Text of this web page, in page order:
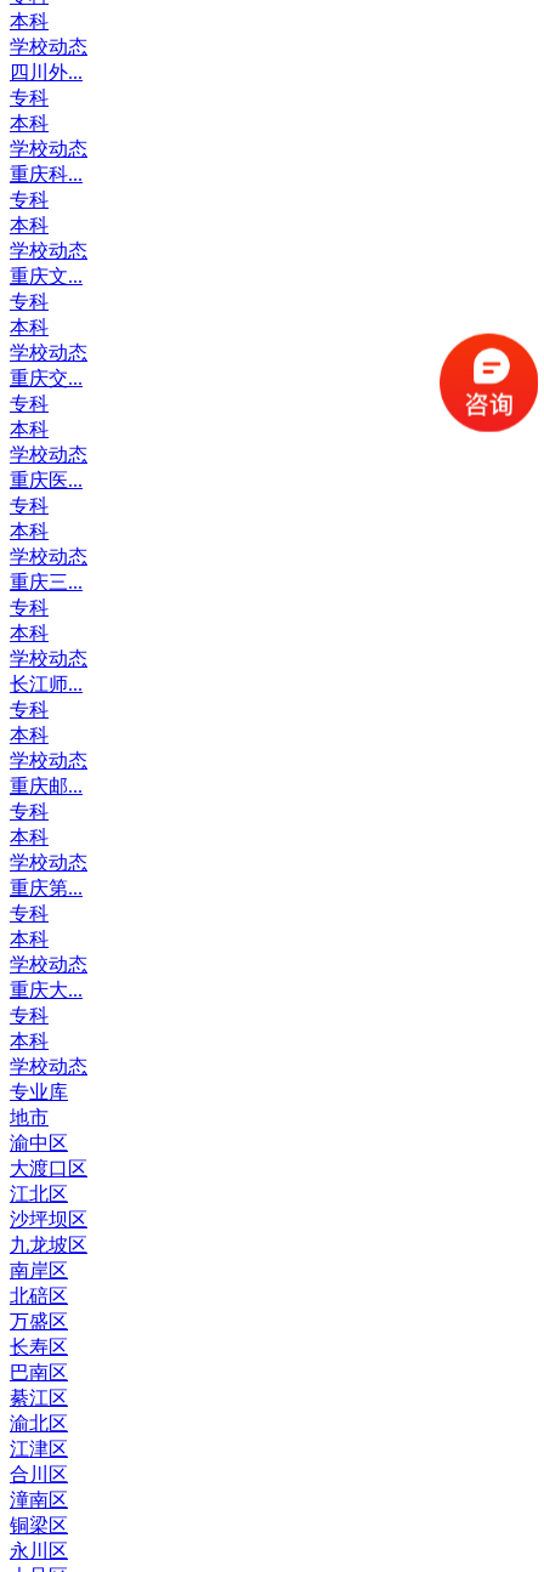
本科
学校动态
四川外...
专科
本科
学校动态
重庆科...
专科
本科
学校动态
重庆文...
专科
本科
学校动态
重庆交...
专科
本科
学校动态
重庆医...
专科
本科
学校动态
重庆三...
专科
本科
学校动态
长江师...
专科
本科
学校动态
重庆邮...
专科
本科
学校动态
重庆第...
专科
本科
学校动态
重庆大...
专科
本科
学校动态
专业库
地市
渝中区
大渡口区
江北区
沙坪坝区
九龙坡区
南岸区
北碚区
万盛区
长寿区
巴南区
綦江区
渝北区
江津区
合川区
潼南区
铜梁区
永川区